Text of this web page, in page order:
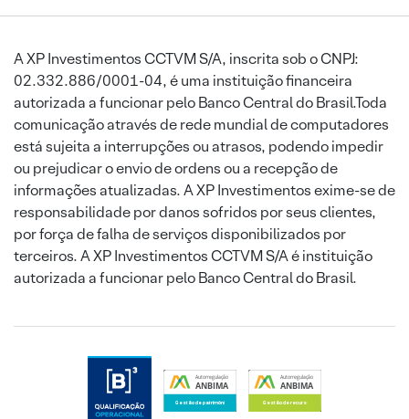
A XP Investimentos CCTVM S/A, inscrita sob o CNPJ:
02.332.886/0001-04, é uma instituição financeira
autorizada a funcionar pelo Banco Central do Brasil.Toda
comunicação através de rede mundial de computadores
está sujeita a interrupções ou atrasos, podendo impedir
ou prejudicar o envio de ordens ou a recepção de
informações atualizadas. A XP Investimentos exime-se de
responsabilidade por danos sofridos por seus clientes,
por força de falha de serviços disponibilizados por
terceiros. A XP Investimentos CCTVM S/A é instituição
autorizada a funcionar pelo Banco Central do Brasil.